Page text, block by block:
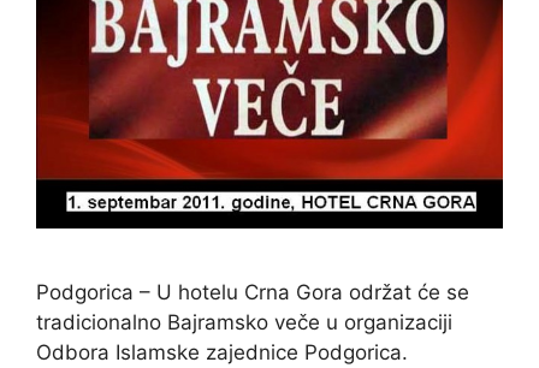
Podgorica – U hotelu Crna Gora održat će se
tradicionalno Bajramsko veče u organizaciji
Odbora Islamske zajednice Podgorica.